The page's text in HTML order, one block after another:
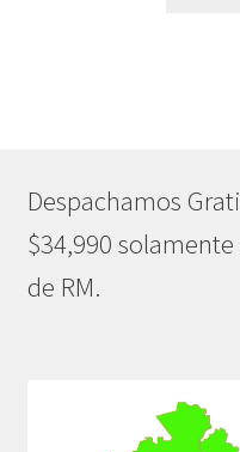
Despachamos
$34,990 solamente
de RM.